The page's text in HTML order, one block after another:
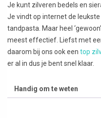
Je kunt zilveren bedels en
Je vindt op internet de
tandpasta. Maar heel
meest effectief. Liefst met
daarom bij ons ook een top
er al in dus je bent snel klaar.
Handig om te weten